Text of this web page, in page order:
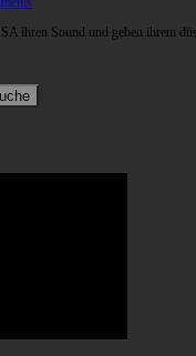
ihren Sound und geben ihrem